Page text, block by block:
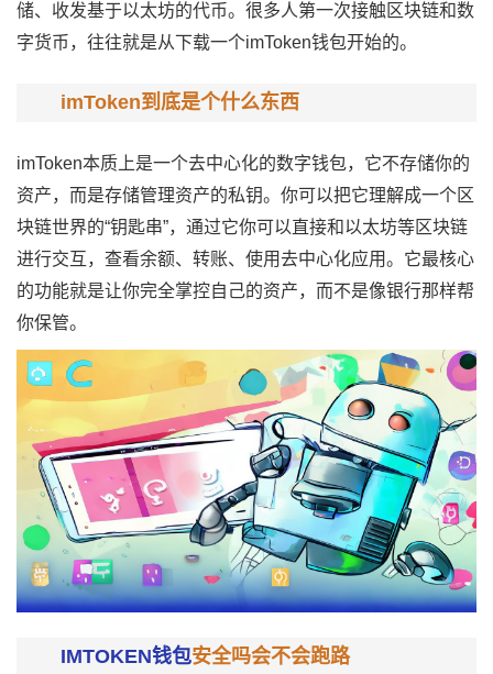
储、收发基于以太坊的代币。很多人第一次接触 区块链和数
字货币，往往就是从下载一个imToken钱包开始的。
imToken到底是个什么东西
imToken本质上是一个去中心化的数字钱包，它不存储你的
资产，而是存储管理资产的私钥。你可以把它理解成一个区
块链世界的“钥匙串”，通过它你可以直接和以太坊等区块链
进行交互，查看余额、转账、使用去中心化应用。它最核心
的功能就是让你完全掌控自己的资产，而不是像银行那样帮
你保管。
IMTOKEN钱包安全吗会不会跑路